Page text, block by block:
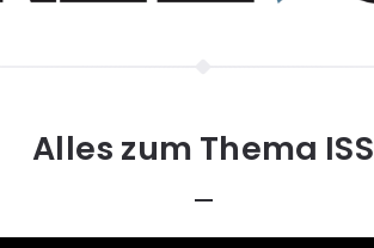
Alles zum Thema ISS